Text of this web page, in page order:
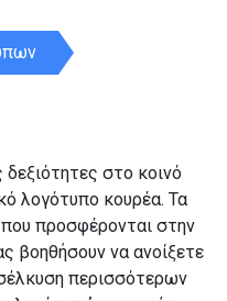
δεξιότητες στο κοινό
λογότυπο κουρέα. Τα
προσφέρονται στην
βοηθήσουν να ανοίξετε
περισσότερων